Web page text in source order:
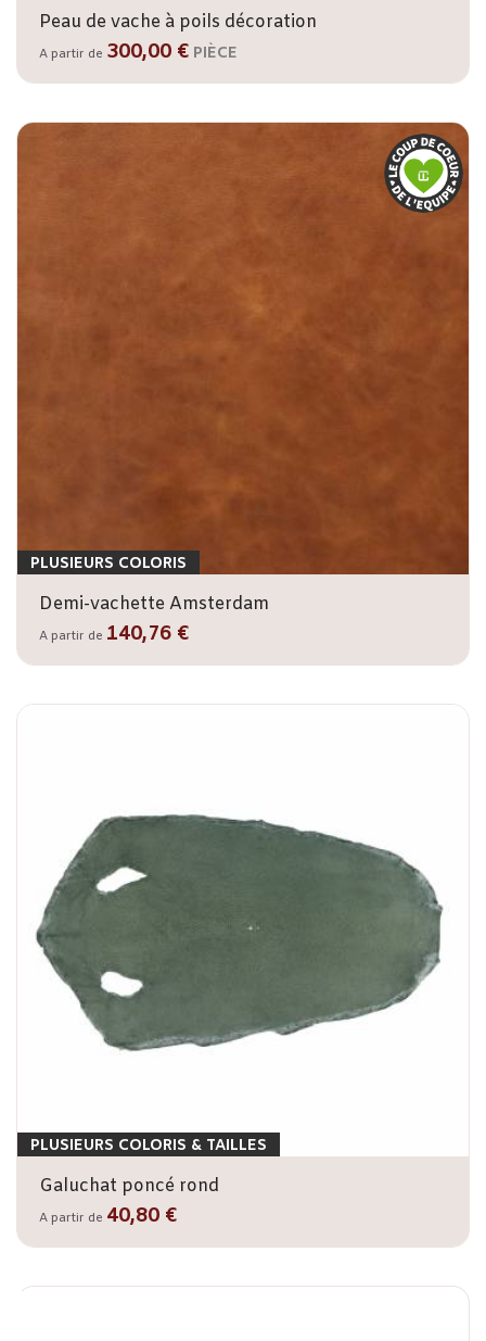
Peau de vache à poils décoration
A partir de 300,00 € PIÈCE
PLUSIEURS COLORIS
Demi-vachette Amsterdam
A partir de 140,76 €
PLUSIEURS COLORIS & TAILLES
Galuchat poncé rond
A partir de 40,80 €